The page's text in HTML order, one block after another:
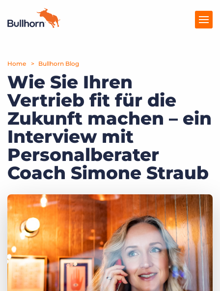
Produkte
Preise
Ressourcen
Marktplatz
Unternehmen
Demo anfragen Login
Home Bullhorn Blog
Wie Sie Ihren
Vertrieb fit für die
Zukunft machen – ein
Interview mit
Personalberater
Coach Simone Straub